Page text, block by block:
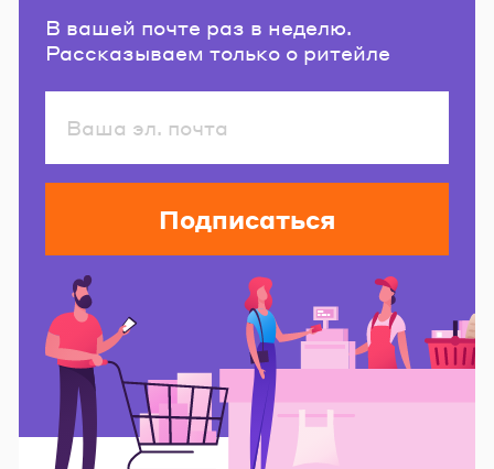
В вашей почте раз в неделю.
Рассказываем только о ритейле
Подписаться